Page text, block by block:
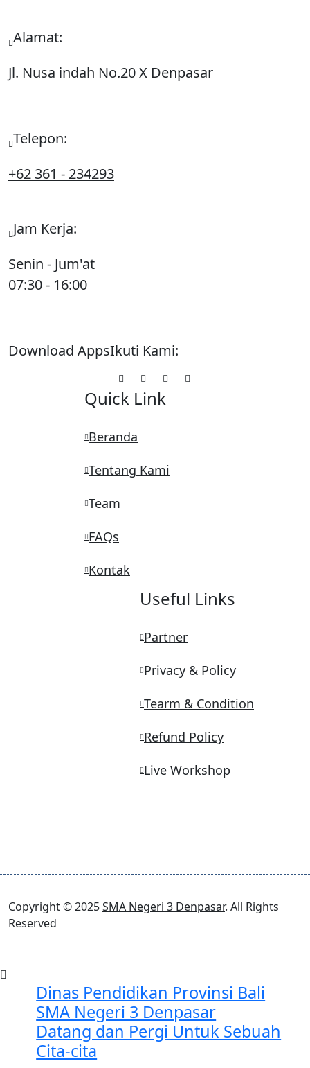
Alamat:
Jl. Nusa indah No.20 X Denpasar
Telepon:
+62 361 - 234293
Jam Kerja:
Senin - Jum'at
07:30 - 16:00
Download AppsIkuti Kami:
Quick Link
Beranda
Tentang Kami
Team
FAQs
Kontak
Useful Links
Partner
Privacy & Policy
Tearm & Condition
Refund Policy
Live Workshop
Copyright © 2025SMA Negeri 3 Denpasar. All Rights
Reserved
Dinas Pendidikan Provinsi Bali
SMA Negeri 3 Denpasar
Datang dan Pergi Untuk Sebuah
Cita-cita